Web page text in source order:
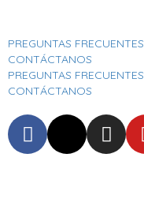
PREGUNTAS FRECUENTES
CONTÁCTANOS
PREGUNTAS FRECUENTES
CONTÁCTANOS